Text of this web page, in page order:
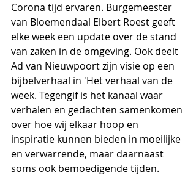
Corona tijd ervaren. Burgemeester
van Bloemendaal Elbert Roest geeft
elke week een update over de stand
van zaken in de omgeving. Ook deelt
Ad van Nieuwpoort zijn visie op een
bijbelverhaal in 'Het verhaal van de
week. Tegengif is het kanaal waar
verhalen en gedachten samenkomen
over hoe wij elkaar hoop en
inspiratie kunnen bieden in moeilijke
en verwarrende, maar daarnaast
soms ook bemoedigende tijden.